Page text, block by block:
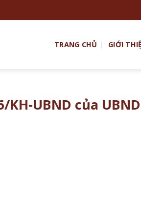
TRANG CHỦ GIỚI
KH-UBND của